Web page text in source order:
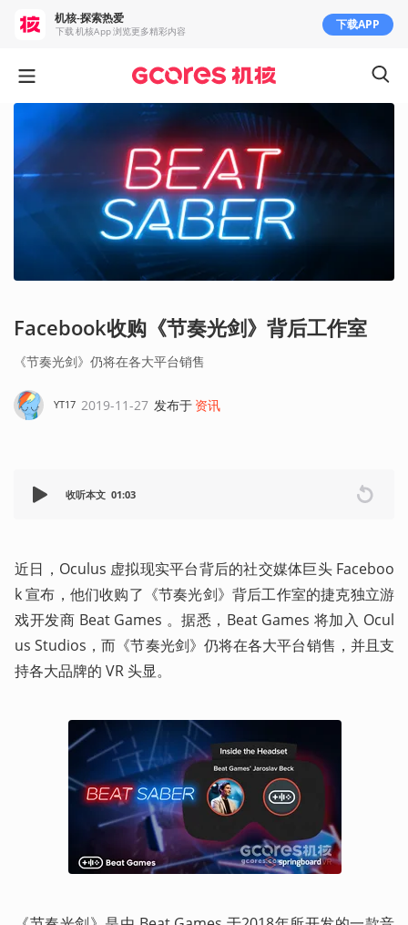
Facebook收购《节奏光剑》背后工作室
《节奏光剑》仍将在各大平台销售
YT17 2019-11-27 发布于 资讯
收听本文 01:03
近日，Oculus 虚拟现实平台背后的社交媒体巨头 Faceboo
k 宣布，他们收购了《节奏光剑》背后工作室的捷克独立游
戏开发商 Beat Games 。据悉，Beat Games 将加入 Ocul
us Studios，而《节奏光剑》仍将在各大平台销售，并且支
持各大品牌的 VR 头显。
机核-探索热爱
下载 机核App 浏览更多精彩内容 下载APP